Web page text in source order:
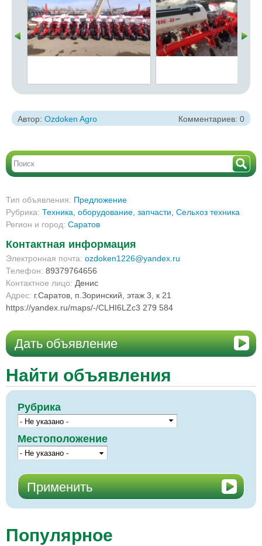
Автор: Ozdoken Agro Комментариев: 0
Тип объявления: Предложение
Рубрика: Техника, оборудование, запчасти Сельхоз техника
Регион и город: Саратов
Контактная информация
Электронная почта: ozdoken1226@yandex.ru
Телефон: 89379764656
Контактное лицо: Денис
Адрес: г.Саратов, п.Зоринский, этаж 3, к 21
https://yandex.ru/maps/-/CLHI6LZc3 279 584
Дать объявление
Найти объявления
Рубрика
Местоположение
Популярное